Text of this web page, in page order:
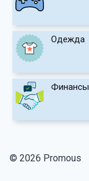
Одежда
Финансы
© 2026 Promous